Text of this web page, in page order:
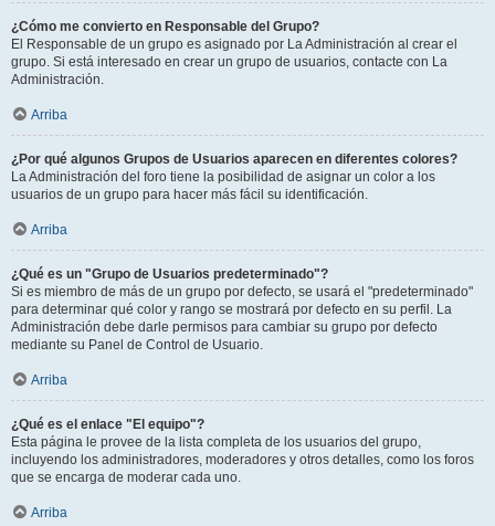
¿Cómo me convierto en Responsable del Grupo?
El Responsable de un grupo es asignado por La Administración al crear el
grupo. Si está interesado en crear un grupo de usuarios, contacte con La
Administración.
Arriba
¿Por qué algunos Grupos de Usuarios aparecen en diferentes colores?
La Administración del foro tiene la posibilidad de asignar un color a los
usuarios de un grupo para hacer más fácil su identificación.
Arriba
¿Qué es un "Grupo de Usuarios predeterminado"?
Si es miembro de más de un grupo por defecto, se usará el "predeterminado"
para determinar qué color y rango se mostrará por defecto en su perfil. La
Administración debe darle permisos para cambiar su grupo por defecto
mediante su Panel de Control de Usuario.
Arriba
¿Qué es el enlace "El equipo"?
Esta página le provee de la lista completa de los usuarios del grupo,
incluyendo los administradores, moderadores y otros detalles, como los foros
que se encarga de moderar cada uno.
Arriba